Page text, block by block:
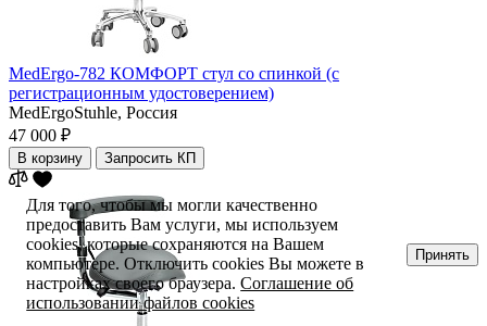
MedErgo-782 КОМФОРТ стул со спинкой (с
регистрационным удостоверением)
MedErgoStuhle, Россия
47 000 ₽
В корзину Запросить КП
Для того, чтобы мы могли качественно
предоставить Вам услуги, мы используем
cookies, которые сохраняются на Вашем
компьютере. Отключить cookies Вы можете в
настройках своего браузера.Соглашение об
использовании файлов cookies
Принять